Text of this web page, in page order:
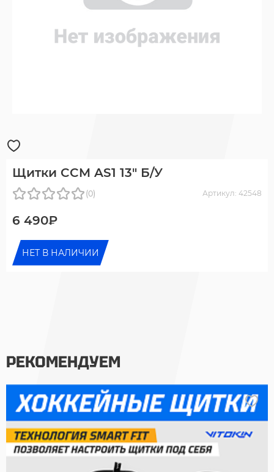
Щитки CCM AS1 13" Б/У
(0) Артикул: 42548
6 490₽
НЕТ В НАЛИЧИИ
РЕКОМЕНДУЕМ